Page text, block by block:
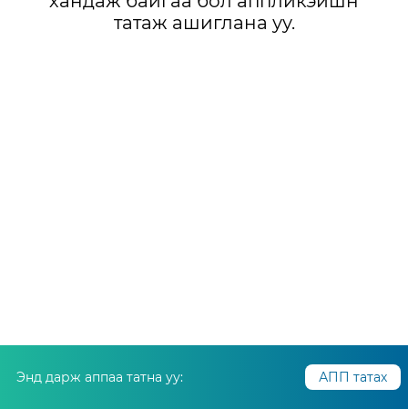
татаж ашиглана уу.
Энд дарж аппаа татна уу: АПП татах